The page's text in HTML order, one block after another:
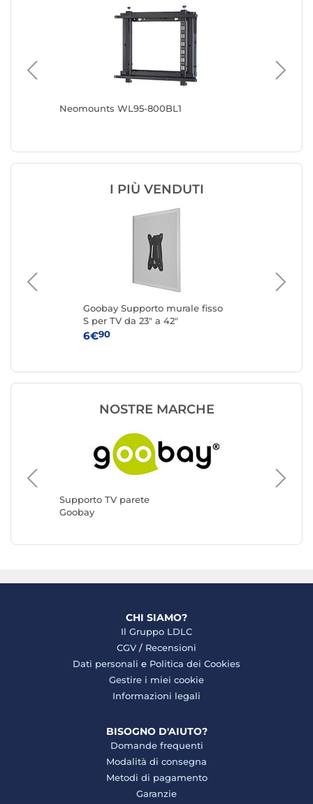
Neomounts WL95-800BL1
I PIÙ VENDUTI
Goobay Supporto murale fisso
S per TV da 23" a 42"
6€90
NOSTRE MARCHE
Supporto TV parete
Goobay
ERARD
CHI SIAMO?
Il Gruppo LDLC
CGV / Recensioni
Dati personali e Politica dei Cookies
Gestire i miei cookie
Informazioni legali
BISOGNO D'AIUTO?
Domande frequenti
Modalità di consegna
Metodi di pagamento
Garanzie